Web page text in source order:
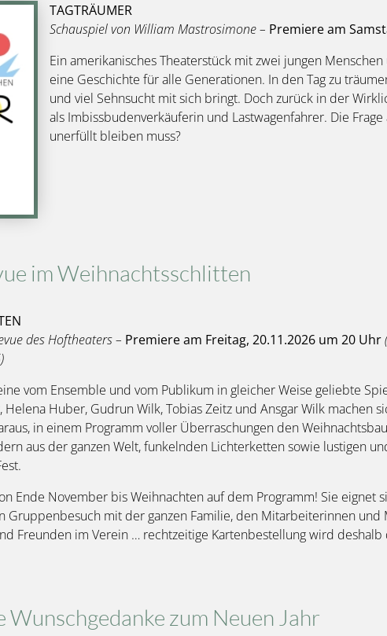
TAGTRÄUMER
Schauspiel von William Mastrosimone – Premiere am
Ein amerikanisches Theaterstück mit zwei jungen
eine Geschichte für alle Generationen. In den Tag zu
und viel Sehnsucht mit sich bringt. Doch zurück in der
als Imbissbudenverkäuferin und Lastwagenfahrer. Die
unerfüllt bleiben muss?
im Weihnachtsschlitten
des Hoftheaters – Premiere am Freitag, 20.11.2026 um 20 Uhr
vom Ensemble und vom Publikum in gleicher Weise geliebte
Helena Huber, Gudrun Wilk, Tobias Zeitz und Ansgar Wilk machen
in einem Programm voller Überraschungen den
aus der ganzen Welt, funkelnden Lichterketten sowie lustigen
Ende November bis Weihnachten auf dem Programm! Sie eignet
Gruppenbesuch mit der ganzen Familie, den Mitarbeiterinnen
Freunden im Verein … rechtzeitige Kartenbestellung wird deshalb
zum Neuen Jahr